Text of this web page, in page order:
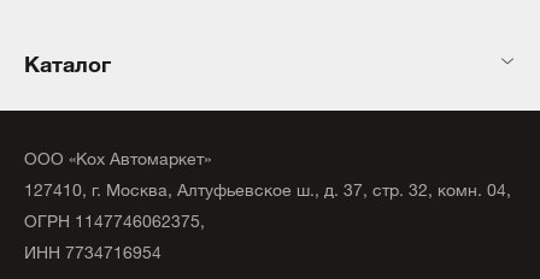
Каталог
ООО «Кох Автомаркет»
127410, г. Москва, Алтуфьевское ш., д. 37, стр. 32, комн. 04,
ОГРН 1147746062375,
ИНН 7734716954